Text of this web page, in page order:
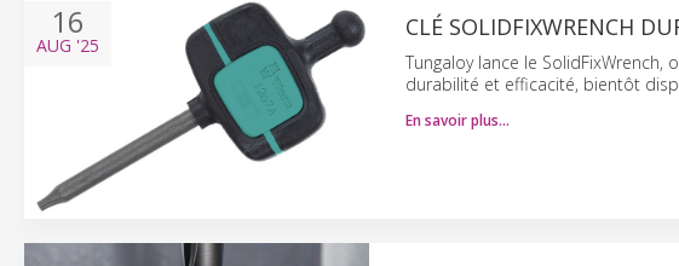
16
AUG '25
CLÉ SOLIDFIXWRENCH
Tungaloy lance le
durabilité et efficacité, bientôt
En savoir plus…